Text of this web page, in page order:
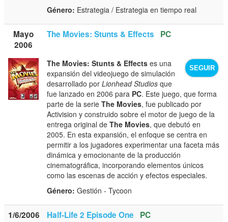
Género: Estrategia / Estrategia en tiempo real
Mayo
2006
The Movies: Stunts & Effects PC
SEGUIR
The Movies: Stunts & Effects es una
expansión del videojuego de simulación
desarrollado porLionhead Studios que
fue lanzado en 2006 para PC. Este juego, que forma
parte de la serieThe Movies, fue publicado por
Activision y construido sobre el motor de juego de la
entrega original deThe Movies, que debutó en
2005. En esta expansión, el enfoque se centra en
permitir a los jugadores experimentar una faceta más
dinámica y emocionante de la producción
cinematográfica, incorporando elementos únicos
como las escenas de acción y efectos especiales.
Género: Gestión - Tycoon
1/6/2006 Half-Life 2 Episode One PC